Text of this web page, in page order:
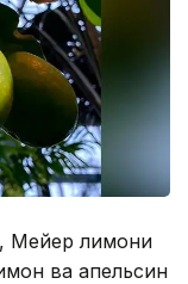
Мейер лимони
ва апельсин